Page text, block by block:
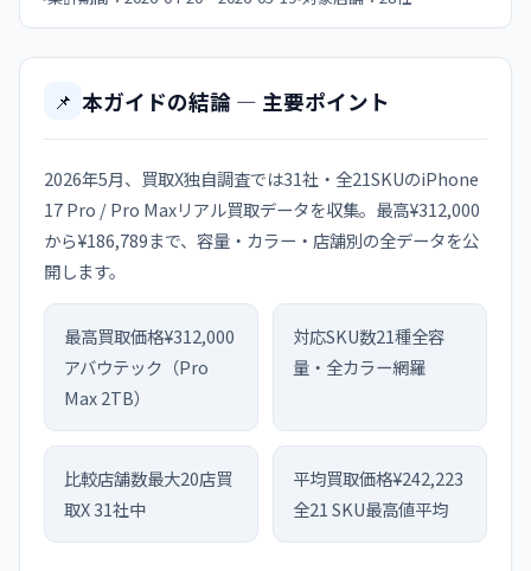
📌 本ガイドの結論 — 主要ポイント
2026年5月、買取X独自調査では31社・全21SKUのiPhone
17 Pro / Pro Maxリアル買取データを収集。最高¥312,000
から¥186,789まで、容量・カラー・店舗別の全データを公
開します。
最高買取価格¥312,000
アバウテック（Pro
Max 2TB）
対応SKU数21種全容
量・全カラー網羅
比較店舗数最大20店買
取X 31社中
平均買取価格¥242,223
全21 SKU最高値平均